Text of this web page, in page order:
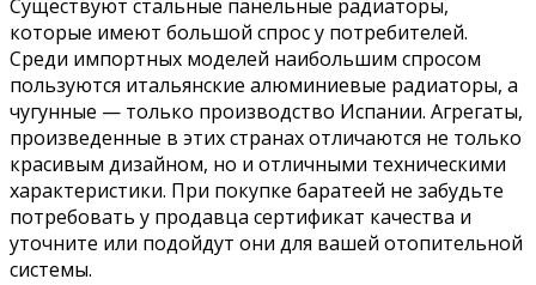
Существуют стальные панельные радиаторы,
которые имеют большой спрос у потребителей.
Среди импортных моделей наибольшим спросом
пользуются итальянские алюминиевые радиаторы, а
чугунные — только производство Испании. Агрегаты,
произведенные в этих странах отличаются не только
красивым дизайном, но и отличными техническими
характеристики. При покупке баратеей не забудьте
потребовать у продавца сертификат качества и
уточните или подойдут они для вашей отопительной
системы.